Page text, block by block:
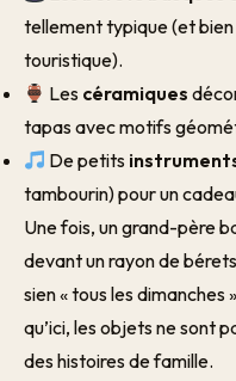
tellement typique (et bien
touristique).
Les céramiques
tapas avec motifs
De petits
tambourin) pour un
Une fois, un grand-père
devant un rayon de
sien « tous les dimanches
qu’ici, les objets ne sont
des histoires de famille.